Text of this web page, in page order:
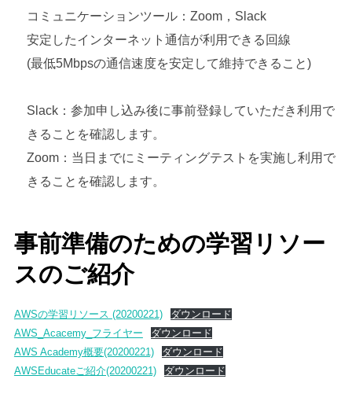
コミュニケーションツール：Zoom，Slack
安定したインターネット通信が利用できる回線
(最低5Mbpsの通信速度を安定して維持できること)
Slack：参加申し込み後に事前登録していただき利用で
きることを確認します。
Zoom：当日までにミーティングテストを実施し利用で
きることを確認します。
事前準備のための学習リソー
スのご紹介
AWSの学習リソース (20200221)
ダウンロード
AWS_Acacemy_フライヤー
ダウンロード
AWS Academy概要(20200221)
ダウンロード
AWSEducateご紹介(20200221)
ダウンロード